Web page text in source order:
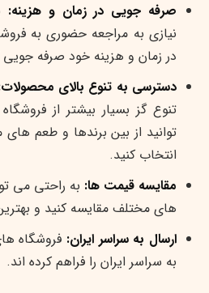
صرفه جویی در زمان و هزینه:
نیازی به مراجعه حضوری به
در زمان و هزینه خود صرفه جویی
دسترسی به تنوع بالای
تنوع گز بسیار بیشتر از
توانید از بین برندها و طعم
انتخاب کنید.
مقایسه قیمت ها: به راحتی می
های مختلف مقایسه کنید و
ارسال به سراسر ایران: فروشگاه
به سراسر ایران را فراهم کرده اند.